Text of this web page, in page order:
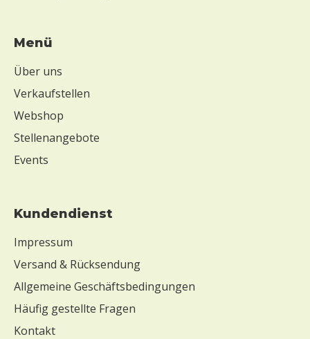
Menü
Über uns
Verkaufstellen
Webshop
Stellenangebote
Events
Kundendienst
Impressum
Versand & Rücksendung
Allgemeine Geschäftsbedingungen
Häufig gestellte Fragen
Kontakt